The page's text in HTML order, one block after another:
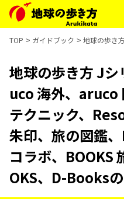
TOP ガイドブック 地球の歩き
地球の歩き方 J
uco 海外、aruco
テクニック、
朱印、旅の図鑑
コラボ、BOOKS
OKS、D-Books